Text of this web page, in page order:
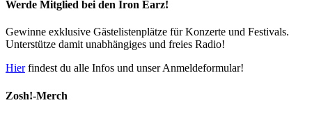
Werde Mitglied bei den Iron Earz!
Gewinne exklusive Gästelistenplätze für Konzerte und Festivals.
Unterstütze damit unabhängiges und freies Radio!
Hierfindest du alle Infos und unser Anmeldeformular!
Zosh!-Merch